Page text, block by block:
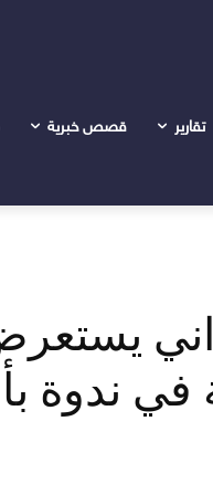
تقارير قصص خبرية
في ندوة